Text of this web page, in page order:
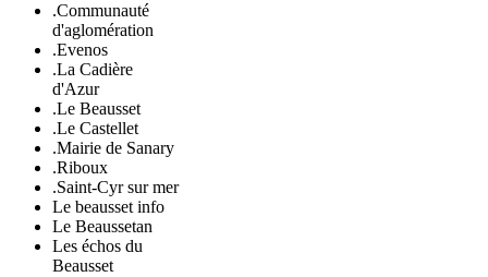
.Communauté
d'aglomération
.Evenos
.La Cadière
d'Azur
.Le Beausset
.Le Castellet
.Mairie de Sanary
.Riboux
.Saint-Cyr sur mer
Le beausset info
Le Beaussetan
Les échos du
Beausset